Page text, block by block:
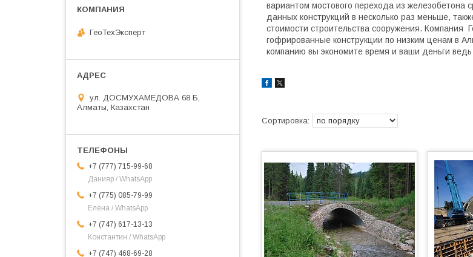
вариантом мостового перехода из железобетона
данных конструкций в несколько раз меньше,
стоимости строительства сооружения. Компания
гофрированные конструкции по низким ценам в
компанию вы экономите время и ваши деньги
ГеоТехЭксперт
ул. ДОСМУХАМЕДОВА 68 Б,
Алматы, Казахстан
+7 (777) 715-99-68
Данияр / WhatsApp
+7 (775) 085-79-99
Елена / WhatsApp
+7 (747) 617-13-13
Константин / WhatsApp
+7 (747) 468-69-28